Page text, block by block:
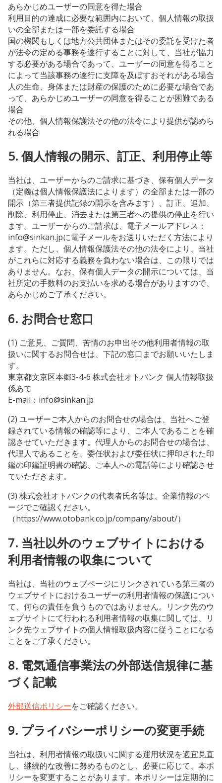
あらかじめユーザーの同意を得た場合
利用目的の達成に必要な範囲内において、個人情報の取扱
いの全部または一部を委託する場合
国の機関もしくは地方公共団体またはその委託を受けた者
が法令の定める事務を遂行することに対して、当社が協力
する必要がある場合であって、ユーザーの同意を得ること
によって当該事務の遂行に支障を及ぼすおそれがある場合
人の生命、身体または財産の保護のために必要な場合であ
って、あらかじめユーザーの同意を得ることが困難である
場合
その他、個人情報保護法その他の法令により提供が認めら
れる場合
5. 個人情報の開示、訂正、利用停止等
当社は、ユーザーからのご請求に基づき、保有個人データ
（定義は個人情報保護法によります）の全部または一部の
開示（第三者提供記録の開示を含みます）、訂正、追加、
削除、利用停止、消去または第三者への提供の停止を行い
ます。ユーザーからのご請求は、電子メールアドレス：
info@sinkan.jpに電子メールをお送りいただく方法により
ます。ただし、個人情報保護法その他の法令により、当社
がこれらに対応する義務を負わない場合は、この限りでは
ありません。なお、保有個人データの開示については、当
社所定の手数料のお支払いを求める場合がありますので、
あらかじめご了承ください。
6. お問合せ窓口
(1) ご意見、ご質問、苦情のお申出その他利用者情報の取
扱いに関するお問合せは、下記の窓口までお願いいたしま
す。
東京都文京区本郷3-4-6 株式会社オトバンク 個人情報取扱
係あて
E-mail：info@sinkan.jp
(2) ユーザーご本人からのお問合せの場合は、当社へご登
録されている情報の確認等により、ご本人であることを確
認させていただきます。代理人からのお問合せの場合は、
代理人であることを、委任状および委任状に押印された印
鑑の印鑑証明書の確認、ご本人への電話等により確認させ
ていただきます。
(3) 株式会社オトバンクの代表者氏名等は、企業情報のペ
ージでご確認ください。
（https://www.otobank.co.jp/company/about/）
7. 当社以外のウェブサイトにおける
利用者情報の収集について
当社は、当社のウェブページにリンクされている第三者の
ウェブサイトにおけるユーザーの利用者情報の保護につい
て、何らの責任を負うものではありません。リンク先のウ
ェブサイトにて行われる利用者情報の収集に関しては、リ
ンク先ウェブサイトの個人情報取扱内容に従うことになる
ことをご了承ください。
8. 電気通信事業法の外部送信規律に基
づく記載
外部送信ポリシーをご確認ください。
9. プライバシーポリシーの変更手続
当社は、利用者情報の取扱いに関する運用状況を適宜見直
し、継続的な改善に努めるものとし、必要に応じて、本ポ
リシーを変更することがあります。本ポリシーは定期的に